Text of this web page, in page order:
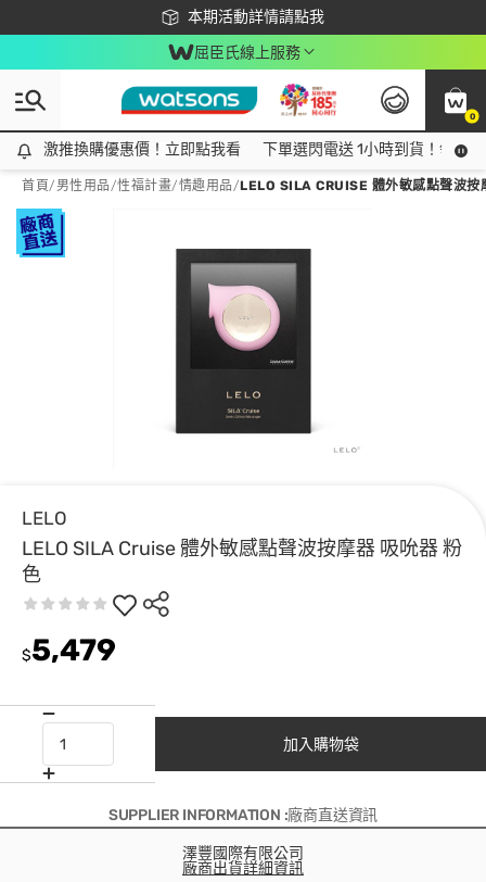
本期活動詳情請點我
下載app最高回饋$350
屈臣氏線上服務
0
激推換購優惠價！立即點我看
激推換購優惠價！立即點我看 下單選閃電送 1小時到貨！領神
首頁/ 男性用品/性福計畫/情趣用品/LELO SILA CRUISE 體外敏感點聲波按
LELO
LELO SILA Cruise 體外敏感點聲波按摩器 吸吮器 粉
色
$5,479
加入購物袋
SUPPLIER INFORMATION :廠商直送資訊
澤豐國際有限公司
廠商出貨詳細資訊